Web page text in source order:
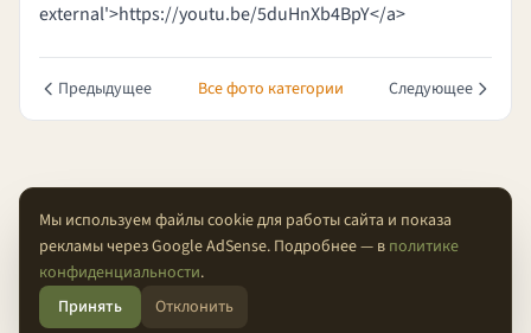
external'>https://youtu.be/5duHnXb4BpY</a>
Предыдущее Все фото категории Следующее
О проектеКонфиденциальность
© 2026 Проходимцы — Там, где кончается асфальт.
Мы используем файлы cookie для работы сайта и показа
рекламы через Google AdSense. Подробнее — в политике
конфиденциальности.
Принять
Отклонить